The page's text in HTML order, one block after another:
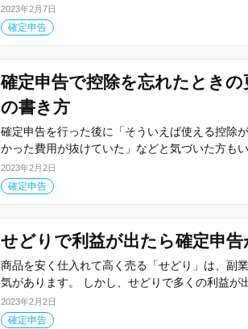
2023年2月7日
確定申告
確定申告で控除を忘れたときの
の書き方
確定申告を行った後に「そういえば使える控除
かった費用が抜けていた」などと気づいた方も
2023年2月2日
確定申告
せどりで利益が出たら確定申告
商品を安く仕入れて高く売る「せどり」は、副
気があります。 しかし、せどりで多くの利益が
2023年2月2日
確定申告